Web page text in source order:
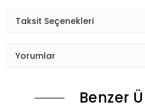
Taksit Seçenekleri
Yorumlar
Benzer